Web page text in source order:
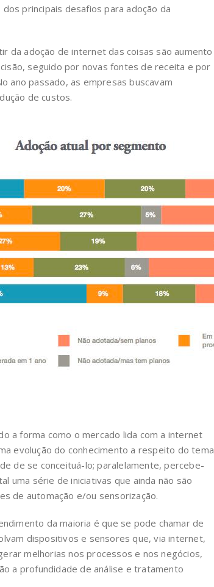
principais desafios para adoção da
da adoção de internet das coisas são aumento
seguido por novas fontes de receita e por
ano passado, as empresas buscavam
de custos.
a forma como o mercado lida com a internet
evolução do conhecimento a respeito do tema
de se conceituá-lo; paralelamente, percebe-
uma série de iniciativas que ainda não são
de automação e/ou sensorização.
da maioria é que se pode chamar de
dispositivos e sensores que, via internet,
melhorias nos processos e nos negócios,
a profundidade de análise e tratamento